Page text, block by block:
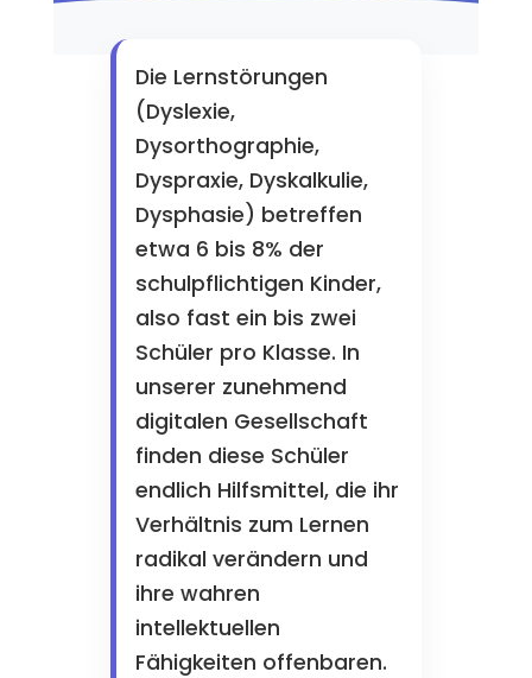
Die Lernstörungen
(Dyslexie,
Dysorthographie,
Dyspraxie, Dyskalkulie,
Dysphasie) betreffen
etwa 6 bis 8% der
schulpflichtigen Kinder,
also fast ein bis zwei
Schüler pro Klasse. In
unserer zunehmend
digitalen Gesellschaft
finden diese Schüler
endlich Hilfsmittel, die ihr
Verhältnis zum Lernen
radikal verändern und
ihre wahren
intellektuellen
Fähigkeiten offenbaren.